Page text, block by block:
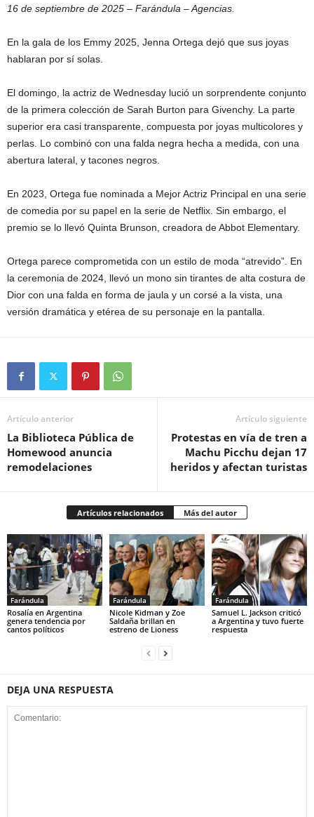
16 de septiembre de 2025 – Farándula – Agencias.
En la gala de los Emmy 2025, Jenna Ortega dejó que sus joyas
hablaran por sí solas.
El domingo, la actriz de Wednesday lució un sorprendente conjunto
de la primera colección de Sarah Burton para Givenchy. La parte
superior era casi transparente, compuesta por joyas multicolores y
perlas. Lo combinó con una falda negra hecha a medida, con una
abertura lateral, y tacones negros.
En 2023, Ortega fue nominada a Mejor Actriz Principal en una serie
de comedia por su papel en la serie de Netflix. Sin embargo, el
premio se lo llevó Quinta Brunson, creadora de Abbot Elementary.
Ortega parece comprometida con un estilo de moda “atrevido”. En
la ceremonia de 2024, llevó un mono sin tirantes de alta costura de
Dior con una falda en forma de jaula y un corsé a la vista, una
versión dramática y etérea de su personaje en la pantalla.
Artículo anterior
La Biblioteca Pública de
Homewood anuncia
remodelaciones
Artículo siguiente
Protestas en vía de tren a
Machu Picchu dejan 17
heridos y afectan turistas
Artículos relacionados Más del autor
Farándula
Rosalía en Argentina
genera tendencia por
cantos políticos
Farándula
Nicole Kidman y Zoe
Saldaña brillan en
estreno de Lioness
Farándula
Samuel L. Jackson criticó
a Argentina y tuvo fuerte
respuesta
DEJA UNA RESPUESTA